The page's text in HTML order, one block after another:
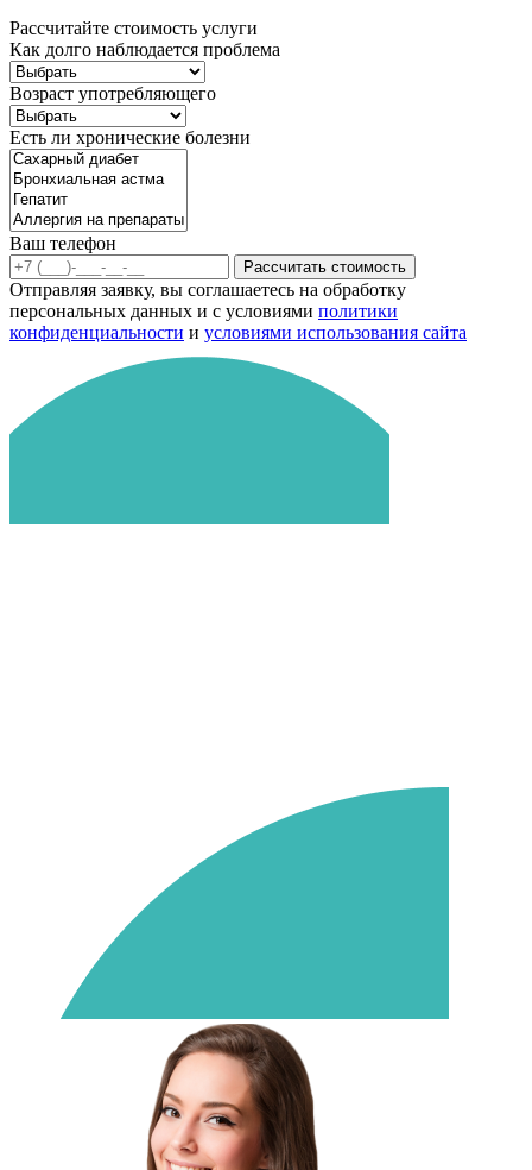
Рассчитайте стоимость услуги
Как долго наблюдается проблема
Возраст употребляющего
Есть ли хронические болезни
Ваш телефон
Рассчитать стоимость
Отправляя заявку, вы соглашаетесь на обработку
персональных данных и с условиями политики
конфиденциальности и условиями использования сайта